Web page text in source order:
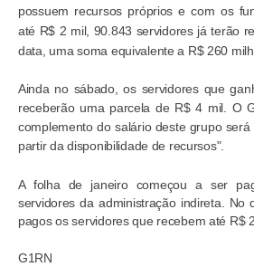
possuem recursos próprios e com os
até R$ 2 mil, 90.843 servidores já terão
data, uma soma equivalente a R$ 260
Ainda no sábado, os servidores que
receberão uma parcela de R$ 4 mil. O
complemento do salário deste grupo
partir da disponibilidade de recursos".
A folha de janeiro começou a ser
servidores da administração indireta. No
pagos os servidores que recebem até R$
G1RN